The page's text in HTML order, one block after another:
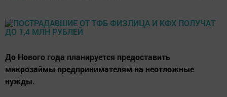
До Нового года планируется предоставить
микрозаймы предпринимателям на неотложные
нужды.